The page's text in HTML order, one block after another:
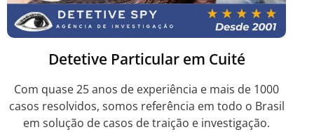
Detetive Particular em Cuité
Com quase 25 anos de experiência e mais de 1000
casos resolvidos, somos referência em todo o Brasil
em solução de casos de traição e investigação.